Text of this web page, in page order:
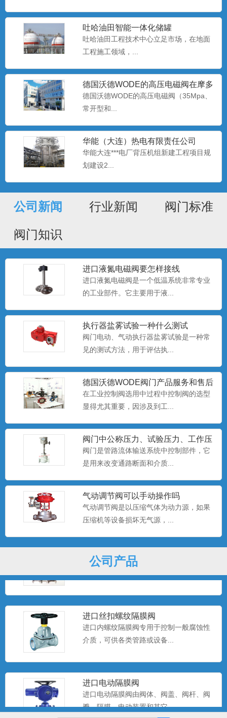
吐哈油田智能一体化储罐
吐哈油田工程技术中心立足市场，在地面
工程施工领域，...
德国沃德WODE的高压电磁阀在摩多
巴克斯生产设备上广泛使
德国沃德WODE的高压电磁阀（35Mpa、
常开型和...
华能（大连）热电有限责任公司
​华能大连***电厂背压机组新建工程项目规
划建设2...
公司新闻 行业新闻 阀门标准
阀门知识
进口液氮电磁阀要怎样接线
进口液氮电磁阀是一个低温系统非常专业
的工业部件。它主要用于液...
执行器盐雾试验一种什么测试
阀门电动、气动执行器盐雾试验是一种常
见的测试方法，用于评估执...
德国沃德WODE阀门产品服务和售后
在工业控制阀选用中过程中控制阀的选型
显得尤其重要，因涉及到工...
阀门中公称压力、试验压力、工作压
力三者的区别与关系
阀门是管路流体输送系统中控制部件，它
是用来改变通路断面和介质...
气动调节阀可以手动操作吗
气动调节阀是以压缩气体为动力源，如果
压缩机等设备损坏无气源，...
公司产品
进口英标直通衬胶隔膜阀专用于控制非腐
蚀性或一般腐蚀性介质，阀...
进口全塑隔膜阀
进口全塑隔膜阀专用于控制一般腐蚀性介
质，可供各类管路或设备上...
va...
德国沃德WODE气动卫生级隔膜阀主要产
品有气动卫生级快装隔膜...
进口丝扣螺纹隔膜阀
进口内螺纹隔膜阀专用于控制一般腐蚀性
介质，可供各类管路或设备...
进口电动隔膜阀
进口电动隔膜阀由阀体、阀盖、阀杆、阀
瓣、隔膜、电动装置和其它...